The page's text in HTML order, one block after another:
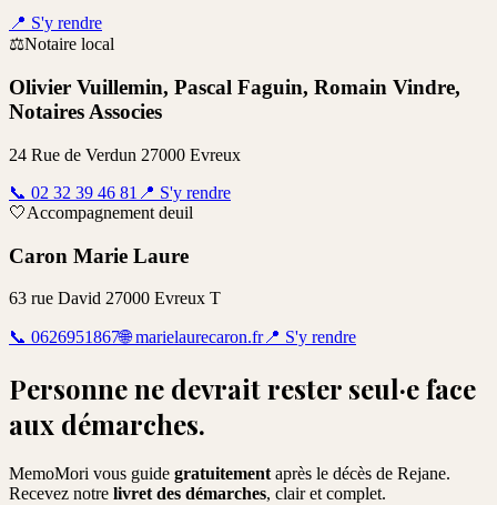
📍 S'y rendre
⚖️Notaire local
Olivier Vuillemin, Pascal Faguin, Romain Vindre,
Notaires Associes
24 Rue de Verdun 27000 Evreux
📞 02 32 39 46 81 📍 S'y rendre
🤍Accompagnement deuil
Caron Marie Laure
63 rue David 27000 Evreux T
📞 0626951867🌐 marielaurecaron.fr📍 S'y rendre
Personne ne devrait rester seul·e face
aux démarches.
MemoMori vous guide gratuitement après le décès de Rejane.
Recevez notre livret des démarches, clair et complet.